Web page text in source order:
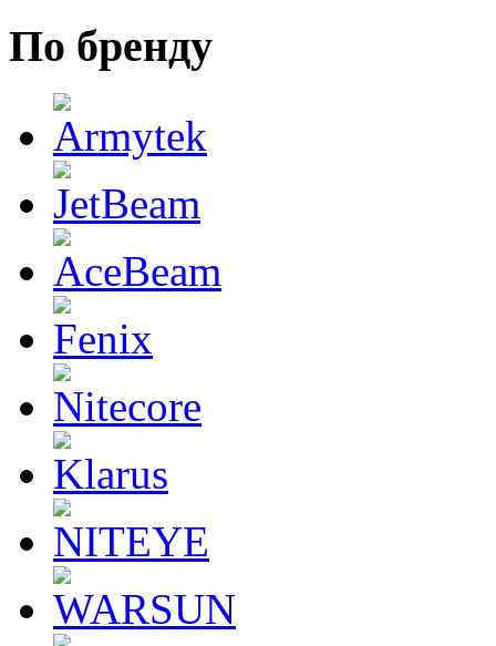
По бренду